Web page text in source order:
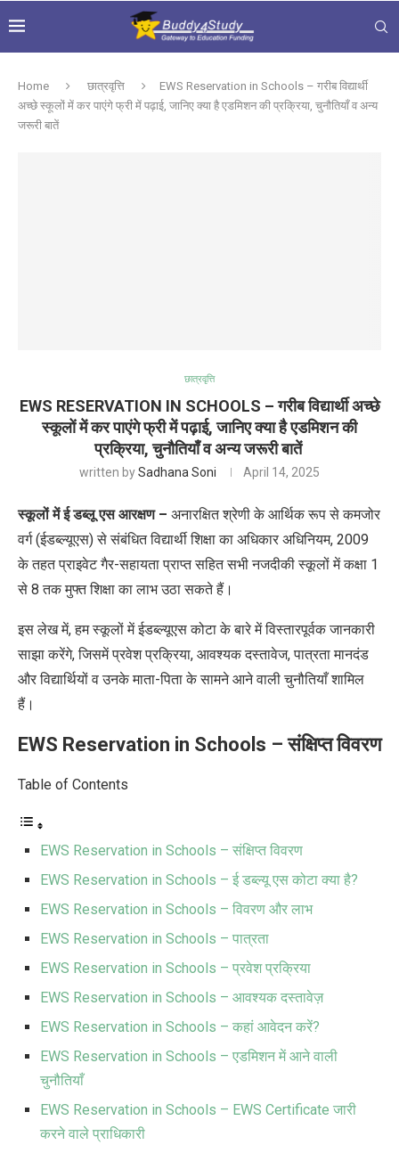
Home छात्रवृत्ति
EWS Reservation in Schools – गरीब विद्यार्थी
अच्छे स्कूलों में कर पाएंगे फ्री में पढ़ाई, जानिए क्या है एडमिशन की प्रक्रिया, चुनौतियाँ व अन्य
जरूरी बातें
छात्रवृत्ति
EWS RESERVATION IN SCHOOLS – गरीब विद्यार्थी अच्छे
स्कूलों में कर पाएंगे फ्री में पढ़ाई, जानिए क्या है एडमिशन की
प्रक्रिया, चुनौतियाँ व अन्य जरूरी बातें
written bySadhana Soni April 14, 2025
स्कूलों में ई डब्लू एस आरक्षण – अनारक्षित श्रेणी के आर्थिक रूप से कमजोर
वर्ग (ईडब्ल्यूएस) से संबंधित विद्यार्थी शिक्षा का अधिकार अधिनियम, 2009
के तहत प्राइवेट गैर-सहायता प्राप्त सहित सभी नजदीकी स्कूलों में कक्षा 1
से 8 तक मुफ्त शिक्षा का लाभ उठा सकते हैं।
इस लेख में,हम स्कूलों में ईडब्ल्यूएस कोटा के बारे में विस्तारपूर्वक जानकारी
साझा करेंगे,जिसमें प्रवेश प्रक्रिया, आवश्यक दस्तावेज,पात्रता मानदंड
और विद्यार्थियों व उनके माता-पिता के सामने आने वाली चुनौतियाँ शामिल
हैं।
EWS Reservation in Schools – संक्षिप्त विवरण
Table of Contents
EWS Reservation in Schools – संक्षिप्त विवरण
EWS Reservation in Schools – ई डब्ल्यू एस कोटा क्या है?
EWS Reservation in Schools – विवरण और लाभ
EWS Reservation in Schools – पात्रता
EWS Reservation in Schools – प्रवेश प्रक्रिया
EWS Reservation in Schools – आवश्यक दस्तावेज़
EWS Reservation in Schools – कहां आवेदन करें?
EWS Reservation in Schools – एडमिशन में आने वाली
चुनौतियाँ
EWS Reservation in Schools – EWS Certificate जारी
करने वाले प्राधिकारी